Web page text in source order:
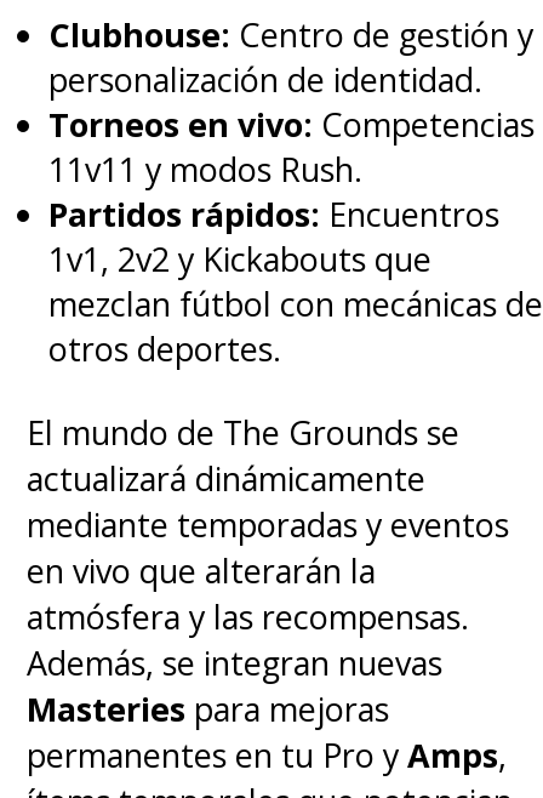
Clubhouse: Centro de gestión y
personalización de identidad.
Torneos en vivo: Competencias
11v11 y modos Rush.
Partidos rápidos: Encuentros
1v1, 2v2 y Kickabouts que
mezclan fútbol con mecánicas de
otros deportes.
El mundo de The Grounds se
actualizará dinámicamente
mediante temporadas y eventos
en vivo que alterarán la
atmósfera y las recompensas.
Además, se integran nuevas
Masteries para mejoras
permanentes en tu Pro yAmps,